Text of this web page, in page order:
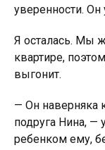
уверенности. Он
Я осталась. Мы
квартире,
выгонит.
— Он наверняка
подруга Нина, —
ребенком ему,